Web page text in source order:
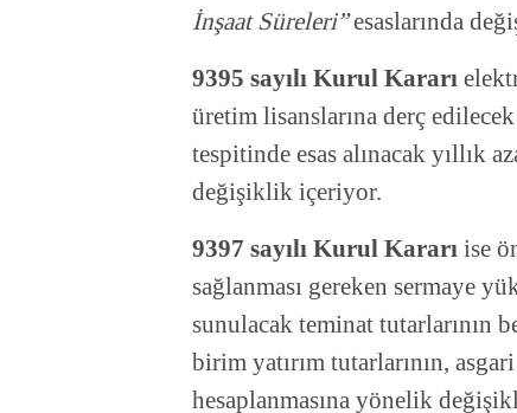
İnşaat Süreleri”esaslarında
9395 sayılı Kurul Kararı
üretim lisanslarına derç
tespitinde esas alınacak yıllık
değişiklik içeriyor.
9397 sayılı Kurul Kararı ise
sağlanması gereken sermaye
sunulacak teminat tutarlarının
birim yatırım tutarlarının,
hesaplanmasına yönelik